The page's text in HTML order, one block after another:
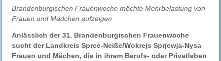
Brandenburgischen Frauenwoche möchte Mehrbelastung von
Frauen und Mädchen aufzeigen
Anlässlich der 31. Brandenburgischen Frauenwoche
sucht der Landkreis Spree-Neiße/Wokrejs Sprjewja-Nysa
Frauen und Mächen, die in ihrem Berufs- oder Privatleben